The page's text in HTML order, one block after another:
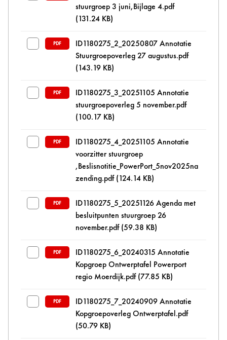
stuurgroep 3 juni,Bijlage 4.pdf
(131.24 KB)
PDF
ID1180275_2_20250807 Annotatie
Stuurgroepoverleg 27 augustus.pdf
(143.19 KB)
PDF
ID1180275_3_20251105 Annotatie
stuurgroepoverleg 5 november.pdf
(100.17 KB)
PDF
ID1180275_4_20251105 Annotatie
voorzitter stuurgroep
,Beslisnotitie_PowerPort_5nov2025na
zending.pdf (124.14 KB)
PDF
ID1180275_5_20251126 Agenda met
besluitpunten stuurgroep 26
november.pdf (59.38 KB)
PDF
ID1180275_6_20240315 Annotatie
Kopgroep Ontwerptafel Powerport
regio Moerdijk.pdf (77.85 KB)
PDF
ID1180275_7_20240909 Annotatie
Kopgroepoverleg Ontwerptafel.pdf
(50.79 KB)